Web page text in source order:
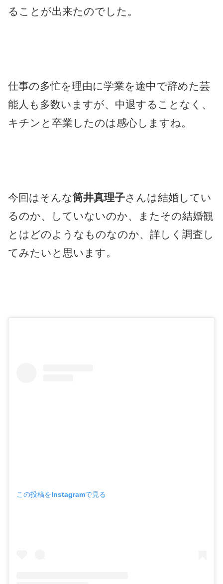
ることが出来たのでした。
仕事の多忙を理由に学業を途中で辞めた芸
能人も多数いますが、中退することなく、
キチンと卒業したのは感心しますね。
今回はそんな筒井真理子さんは結婚してい
るのか、していないのか、またその結婚観
とはどのようなものなのか、詳しく調査し
てみたいと思います。
この投稿をInstagramで見る